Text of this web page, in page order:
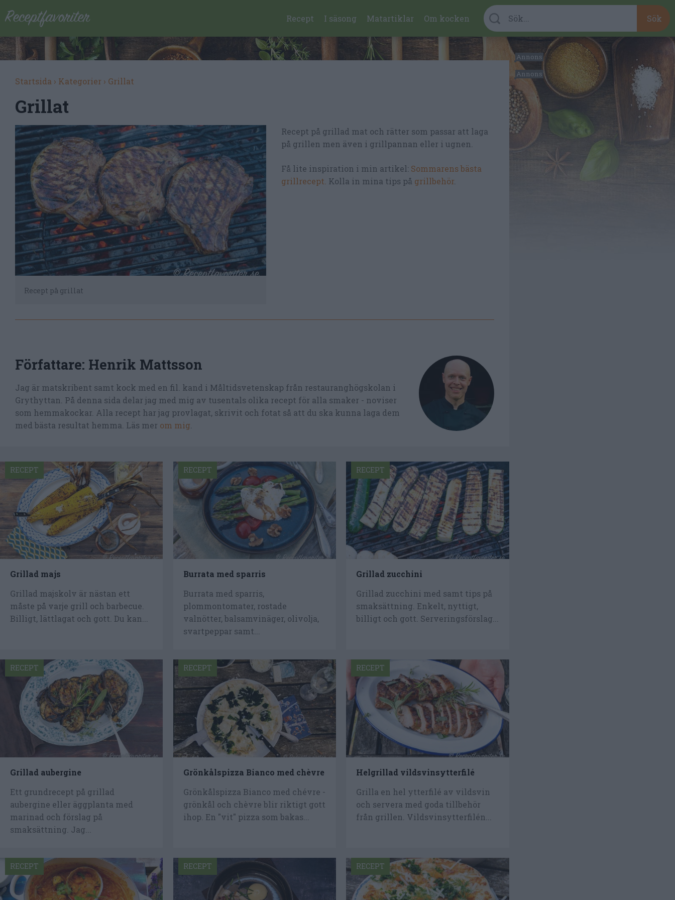
Recept I säsong Matartiklar Om kocken
Startsida › Kategorier › Grillat
Grillat
Recept på grillat
Recept på grillad mat och rätter som passar att laga
på grillen men även i grillpannan eller i ugnen.
Få lite inspiration i min artikel: Sommarens bästa
grillrecept. Kolla in mina tips på grillbehör.
Författare: Henrik Mattsson
Jag är matskribent samt kock med en fil. kand i Måltidsvetenskap från restauranghögskolan i
Grythyttan. På denna sida delar jag med mig av tusentals olika recept för alla smaker - noviser
som hemmakockar. Alla recept har jag provlagat, skrivit och fotat så att du ska kunna laga dem
med bästa resultat hemma. Läs mer om mig
Grillad majs
Grillad majskolv är nästan ett
måste på varje grill och barbecue.
Billigt, lättlagat och gott. Du kan...
RECEPT
Burrata med sparris
Burrata med sparris,
plommontomater, rostade
valnötter, balsamvinäger, olivolja,
svartpeppar samt...
RECEPT
Grillad zucchini
Grillad zucchini med samt tips på
smaksättning. Enkelt, nyttigt,
billigt och gott. Serveringsförslag...
RECEPT
Grillad aubergine
Ett grundrecept på grillad
aubergine eller äggplanta med
marinad och förslag på
smaksättning. Jag...
RECEPT
Grönkålspizza Bianco med chèvre
Grönkålspizza Bianco med chévre -
grönkål och chèvre blir riktigt gott
ihop. En "vit" pizza som bakas...
RECEPT
Helgrillad vildsvinsytterfilé
Grilla en hel ytterfilé av vildsvin
och servera med goda tillbehör
från grillen. Vildsvinsytterfilén...
RECEPT
RECEPT RECEPT RECEPT